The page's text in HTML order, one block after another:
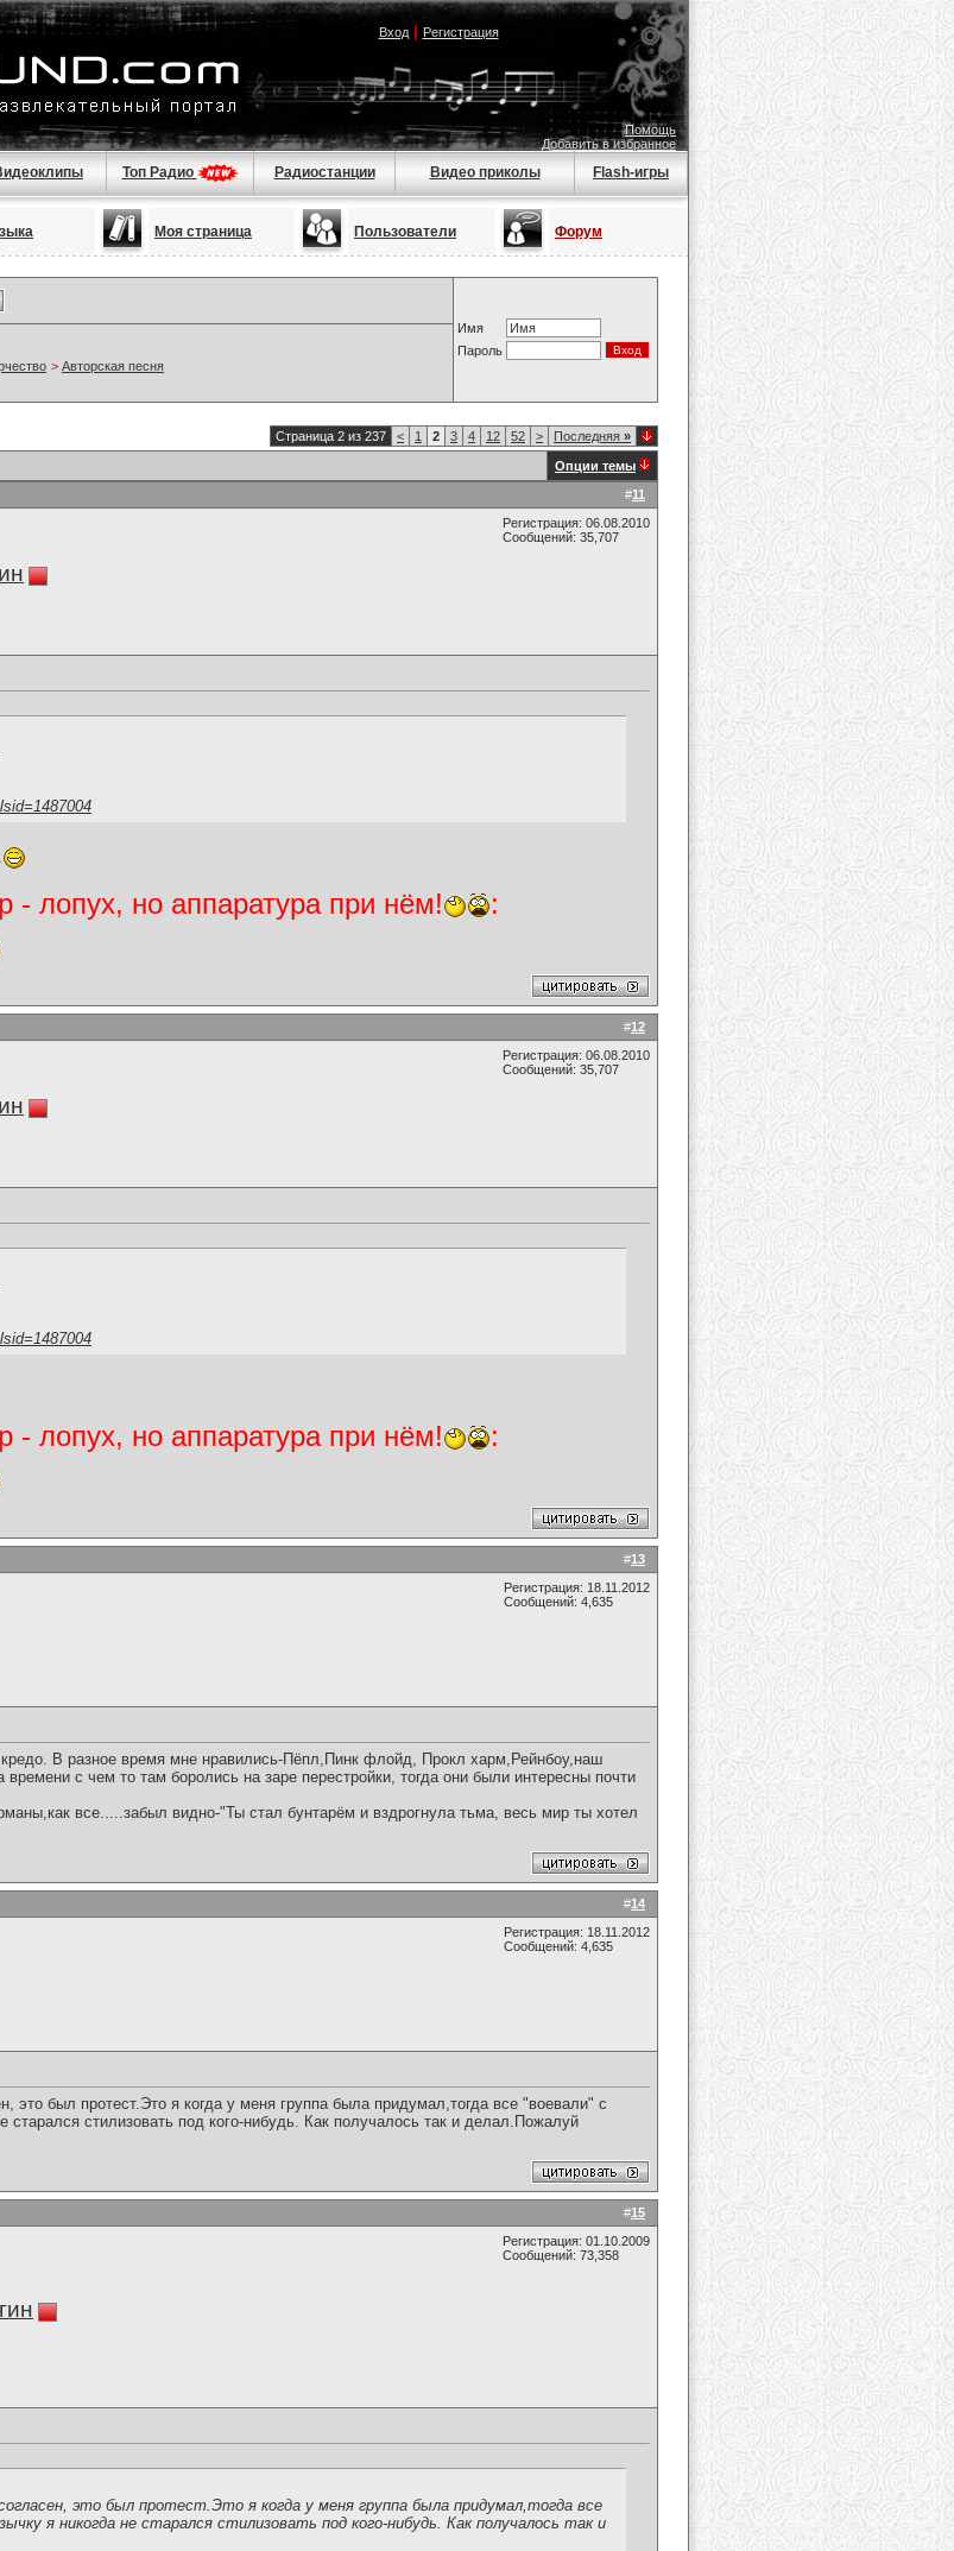
Вход| Регистрация
Помощь
Добавить в избранное
Топ Радио Радиостанции Видео приколы Flash-игры
Моя страница Пользователи Форум
Имя
Пароль
> Авторская песня
Страница 2 из 237 < 1 2 3 4 12 52 > Последняя »
Опции темы
#11
Регистрация: 06.08.2010
Сообщений: 35,707
- лопух, но аппаратура при нём! :
#12
Регистрация: 06.08.2010
Сообщений: 35,707
- лопух, но аппаратура при нём! :
#13
Регистрация: 18.11.2012
Сообщений: 4,635
В разное время мне нравились-Пёпл,Пинк флойд, Прокл харм,Рейнбоу,наш
с чем то там боролись на заре перестройки, тогда они были интересны почти
все.....забыл видно-"Ты стал бунтарём и вздрогнула тьма, весь мир ты хотел
#14
Регистрация: 18.11.2012
Сообщений: 4,635
это был протест.Это я когда у меня группа была придумал,тогда все "воевали" с
стилизовать под кого-нибудь. Как получалось так и делал.Пожалуй
#15
Регистрация: 01.10.2009
Сообщений: 73,358
это был протест.Это я когда у меня группа была придумал,тогда все
я никогда не старался стилизовать под кого-нибудь. Как получалось так и